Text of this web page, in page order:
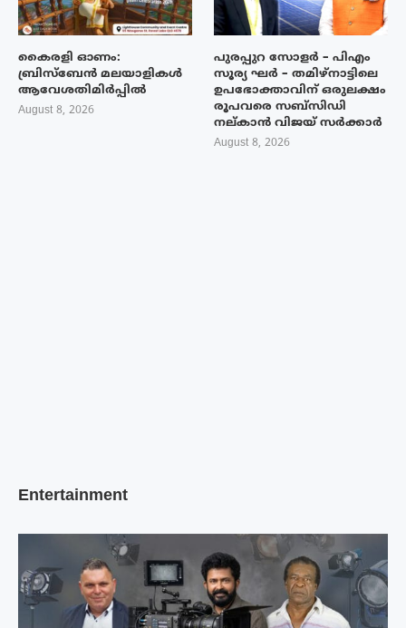
കൈരളി ഓണം:
ബ്രിസ്ബേൻ മലയാളികൾ
ആവേശതിമിർപ്പിൽ
August 8, 2026
പുരപ്പുറ സോളർ – പിഎം
സൂര്യ ഘർ – തമിഴ്നാട്ടിലെ
ഉപഭോക്താവിന് ഒരുലക്ഷം
രൂപവരെ സബ്സിഡി
നല്കാൻ വിജയ് സർക്കാർ
August 8, 2026
Entertainment